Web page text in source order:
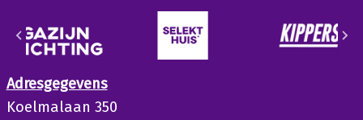
Adresgegevens
Koelmalaan 350